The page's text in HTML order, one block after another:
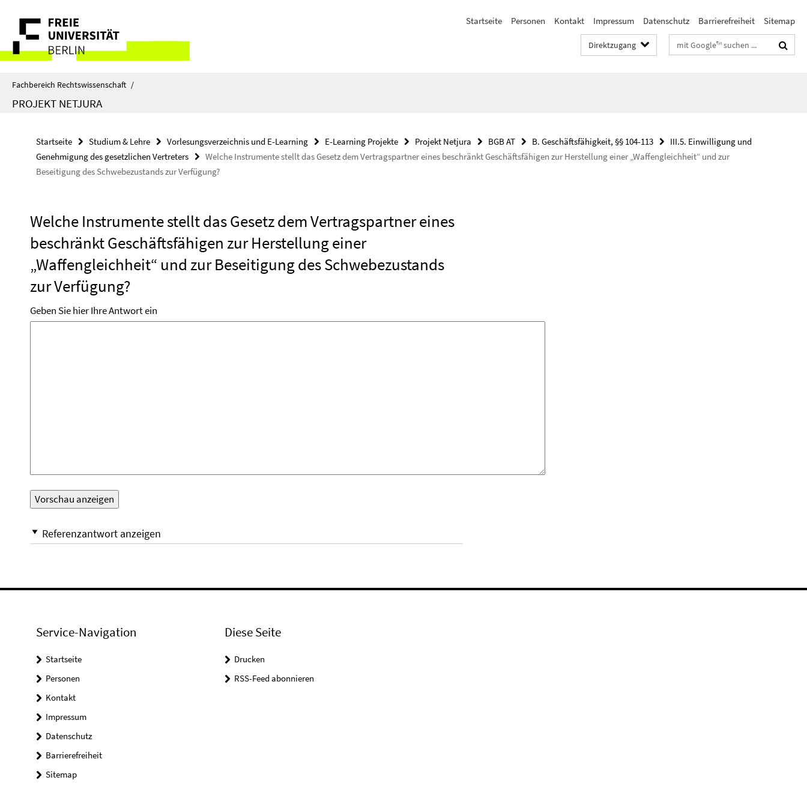
direkt
Inhalt
Service-
Navigation
Startseite Personen Kontakt Impressum Datenschutz Barrierefreiheit Sitemap
Direktzugang Suchbegriffe
Fachbereich Rechtswissenschaft /
PROJEKT NETJURA
Startseite Studium & Lehre Vorlesungsverzeichnis und E-Learning E-Learning Projekte Projekt Netjura BGB AT B. Geschäftsfähigkeit, §§ 104-113
III.5. Einwilligung und
Genehmigung des gesetzlichen Vertreters
Welche Instrumente stellt das Gesetz dem Vertragspartner eines beschränkt Geschäftsfähigen zur Herstellung einer „Waffengleichheit“ und zur
Beseitigung des Schwebezustands zur Verfügung?
Welche Instrumente stellt das Gesetz dem Vertragspartner eines
beschränkt Geschäftsfähigen zur Herstellung einer
„Waffengleichheit“ und zur Beseitigung des Schwebezustands
zur Verfügung?
Geben Sie hier Ihre Antwort ein
Referenzantwort anzeigen
Service-Navigation
Startseite
Personen
Kontakt
Impressum
Datenschutz
Barrierefreiheit
Sitemap
Diese Seite
Drucken
RSS-Feed abonnieren